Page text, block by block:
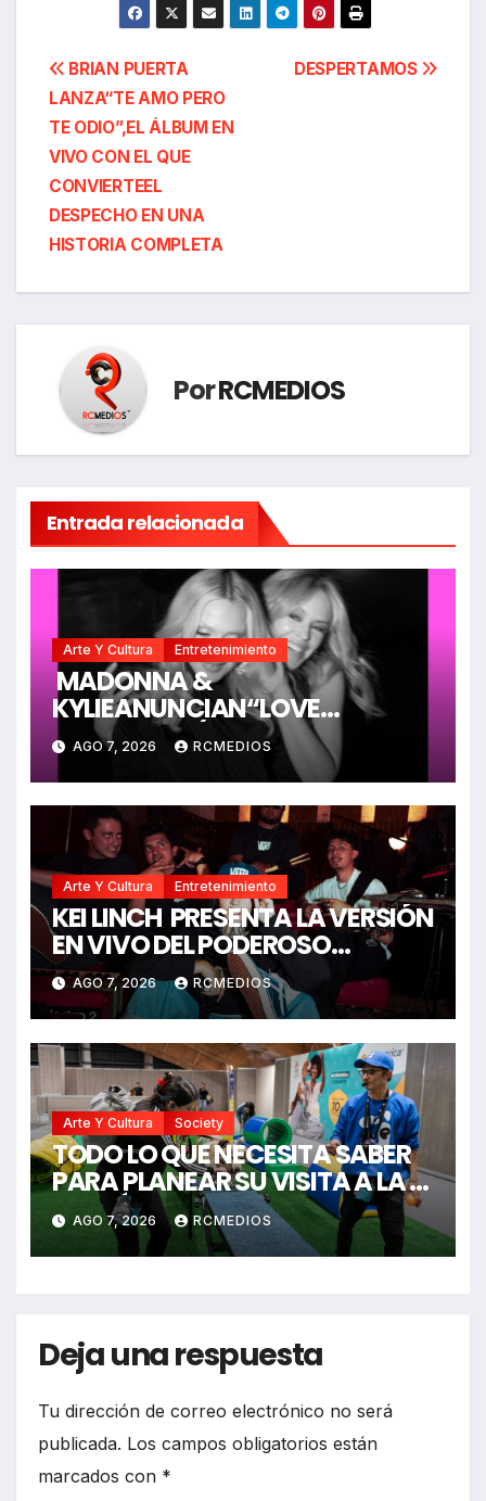
Navegación
de
entradas
DESPERTAMOS
BRIAN PUERTA
LANZA“TE AMO PERO
TE ODIO”,EL ÁLBUM EN
VIVO CON EL QUE
CONVIERTEEL
DESPECHO EN UNA
HISTORIA COMPLETA
PorRCMEDIOS
Entrada relacionada
Arte Y Cultura Entretenimiento
MADONNA &
KYLIEANUNCIAN“LOVE
SENSATION (AFTERHOURS
MIX)”
AGO 7, 2026 RCMEDIOS
Arte Y Cultura Entretenimiento
KEI LINCH PRESENTA LA VERSIÓN
EN VIVO DEL PODEROSO
RAP “CALIBRE 22”
AGO 7, 2026 RCMEDIOS
Arte Y Cultura Society
TODO LO QUE NECESITA SABER
PARA PLANEAR SU VISITA A LA XI
EDICIÓN DE EXPOPET
AGO 7, 2026 RCMEDIOS
Deja una respuesta
Tu dirección de correo electrónico no será
publicada. Los campos obligatorios están
marcados con *